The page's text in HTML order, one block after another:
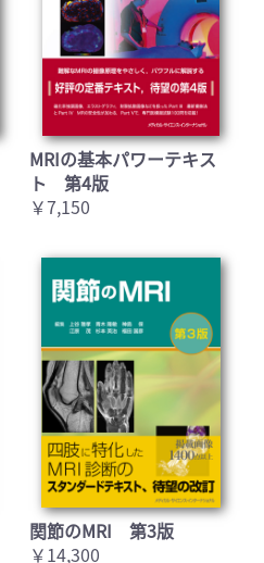
MRIの基本パワーテキス
ト 第4版
￥7,150
関節のMRI 第3版
￥14,300